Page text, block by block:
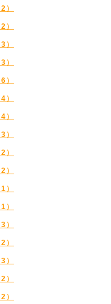
）
）
）
）
）
）
）
）
）
）
）
）
）
）
）
）
）